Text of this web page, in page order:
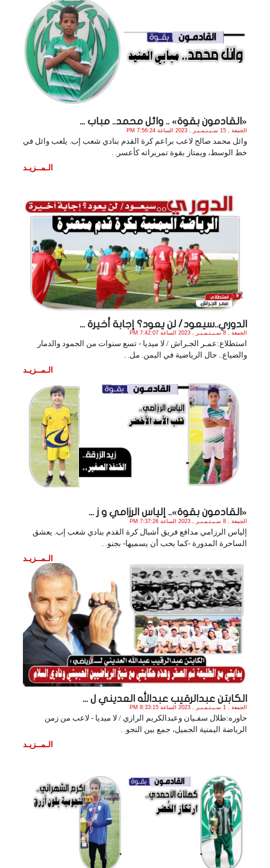
«القادمون بقوة» .. وائل محمد.. مباب ...
الجمعة , 15 سـبـتـمـبـر , 2023 الساعة 7:56:24 PM
وائل محمد صالح لاعب براعم كرة القدم بنادي شعب إب. يلعب وائل في
خط الوسط، ويمتاز بقوة تمريراته كأعسر. .
الـمــزيـد
الدوري..سيعود/ لن يعود؟ إجابة أخيرة ...
الجمعة , 8 سـبـتـمـبـر , 2023 الساعة 7:42:07 PM
استطلاع:عمـر الجـراش / لا ميديا - تسع سنوات من الجمود والدمار
والضياع.. حال الرياضية في اليمن. مل. .
الـمــزيـد
«القادمون بقوة».. إلياس الرزامي و ز ...
الجمعة , 8 سـبـتـمـبـر , 2023 الساعة 7:37:26 PM
إلياس الرزامي مدافع فريق أشبال كرة القدم بنادي شعب إب. يعشق
الساحرة المدورة -كما يحب أن يسميها- بجنو. .
الـمــزيـد
الكابتن عبدالرقيب عبدالله العديني ل ...
الجمعة , 1 سـبـتـمـبـر , 2023 الساعة 8:33:15 PM
حاوره:طلال سفـيان وعبدالكريم الرازي / لا ميديا - لاعب من زمن
الرياضة اليمنية الجميل، جمع بين النجو. .
الـمــزيـد